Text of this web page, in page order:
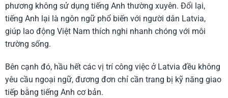
phương không sử dụng tiếng Anh thường xuyên. Đổi lại,
tiếng Anh lại là ngôn ngữ phổ biến với người dân Latvia,
giúp lao động Việt Nam thích nghi nhanh chóng với môi
trường sống.
Bên cạnh đó, hầu hết các vị trí công việc ở Latvia đều không
yêu cầu ngoại ngữ, đương đơn chỉ cần trang bị kỹ năng giao
tiếp bằng tiếng Anh cơ bản.